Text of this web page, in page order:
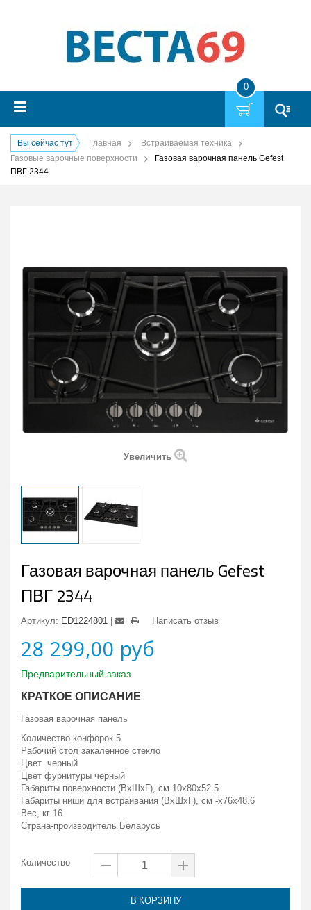
0
Вы сейчас тут Главная
Встраиваемая техника
Газовые варочные поверхности
Газовая варочная панель Gefest
ПВГ 2344
Увеличить
Газовая варочная панель Gefest
ПВГ 2344
Артикул: ED1224801 Написать отзыв
28 299,00 руб
Предварительный заказ
КРАТКОЕ ОПИСАНИЕ
Газовая варочная панель
Количество конфорок 5
Рабочий стол закаленное стекло
Цвет черный
Цвет фурнитуры черный
Габариты поверхности (ВxШxГ), см 10x80x52.5
Габариты ниши для встраивания (ВxШxГ), см -x76x48.6
Вес, кг 16
Страна-производитель Беларусь
Количество
В КОРЗИНУ